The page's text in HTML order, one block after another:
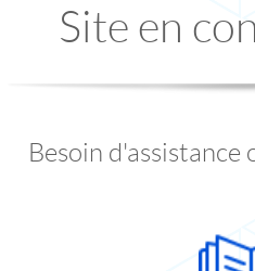
Site en
Besoin